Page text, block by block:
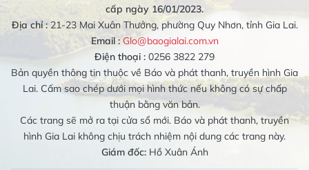
cấp ngày 16/01/2023.
Địa chỉ :21-23 Mai Xuân Thưởng, phường Quy Nhơn, tỉnh Gia Lai.
Email : Glo@baogialai.com.vn
Điện thoại : 0256 3822 279
Bản quyền thông tin thuộc về Báo và phát thanh, truyền hình Gia
Lai. Cấm sao chép dưới mọi hình thức nếu không có sự chấp
thuận bằng văn bản.
Các trang sẽ mở ra tại cửa sổ mới. Báo và phát thanh, truyền
hình Gia Lai không chịu trách nhiệm nội dung các trang này.
Giám đốc:Hồ Xuân Ánh